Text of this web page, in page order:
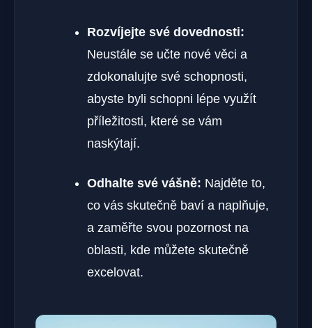
Rozvíjejte své dovednosti:
Neustále se učte nové věci a
zdokonalujte své schopnosti,
abyste byli schopni lépe využít
příležitosti, které se vám
naskýtají.
Odhalte své vášně: Najděte to,
co vás skutečně baví a naplňuje,
a zaměřte svou pozornost na
oblasti, kde můžete skutečně
excelovat.